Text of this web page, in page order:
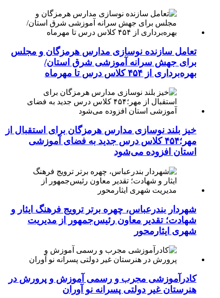
تعامل سازنده نوسازی مدارس هرمزگان و مجلس
برای جهش سرانه آموزشی شرق استان/
بهره‌برداری از ۴۵۴ کلاس درس تا مهرماه
خیز بلند نوسازی مدارس هرمزگان برای استقبال از
مهر؛۴۵۴ کلاس درس جدید به فضای آموزشی
استان افزوده می‌شود
شهردار بندرعباس، چهره برتر ترویج فرهنگ ایثار و
شهادت؛ تقدیر معاون رئیس‌جمهور از مدیریت
شهری ایثارمحور
کادرآموزشی مجرب و رسمی آموزش و پرورش در
هنرستان غیر دولتی پسرانه نو آوران